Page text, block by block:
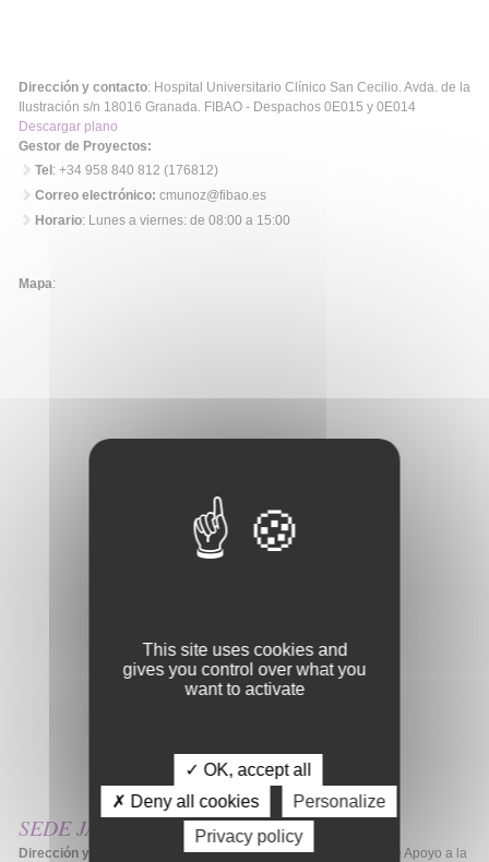
Dirección y contacto: Hospital Universitario Clínico San Cecilio. Avda. de la
Ilustración s/n 18016 Granada. FIBAO - Despachos 0E015 y 0E014
Descargar plano
Gestor de Proyectos:
Tel : +34 958 840 812 (176812)
Correo electrónico: cmunoz@fibao.es
Horario: Lunes a viernes: de 08:00 a 15:00
Mapa:
SEDE JAEN
Dirección y contacto
: Hospital Universitario de Jaén. Unidad de Apoyo a la
This site uses cookies and
gives you control over what you
want to activate
✓ OK, accept all
✗ Deny all cookies
Personalize
Privacy policy